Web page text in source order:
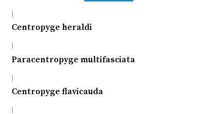
|
Centropyge heraldi
|
Paracentropyge multifasciata
|
Centropyge flavicauda
|